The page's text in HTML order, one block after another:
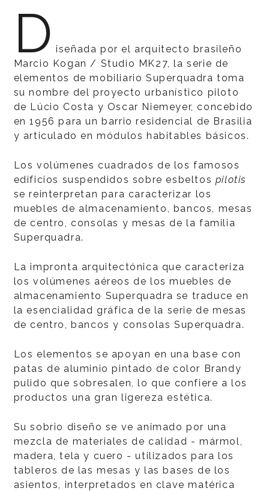
D iseñada por el arquitecto brasileño
Marcio Kogan / Studio MK27, la serie de
elementos de mobiliario Superquadra toma
su nombre del proyecto urbanístico piloto
de Lúcio Costa y Oscar Niemeyer, concebido
en 1956 para un barrio residencial de Brasilia
y articulado en módulos habitables básicos.
Los volúmenes cuadrados de los famosos
edificios suspendidos sobre esbeltos pilotis
se reinterpretan para caracterizar los
muebles de almacenamiento, bancos, mesas
de centro, consolas y mesas de la familia
Superquadra.
La impronta arquitectónica que caracteriza
los volúmenes aéreos de los muebles de
almacenamiento Superquadra se traduce en
la esencialidad gráfica de la serie de mesas
de centro, bancos y consolas Superquadra.
Los elementos se apoyan en una base con
patas de aluminio pintado de color Brandy
pulido que sobresalen, lo que confiere a los
productos una gran ligereza estética.
Su sobrio diseño se ve animado por una
mezcla de materiales de calidad - mármol,
madera, tela y cuero - utilizados para los
tableros de las mesas y las bases de los
asientos, interpretados en clave matérica